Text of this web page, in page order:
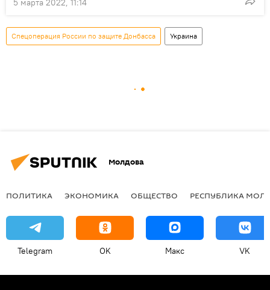
5 марта 2022, 11:14
Спецоперация России по защите Донбасса Украина
Молдова
ПОЛИТИКА ЭКОНОМИКА ОБЩЕСТВО РЕСПУБЛИКА
Telegram OK Макс VK